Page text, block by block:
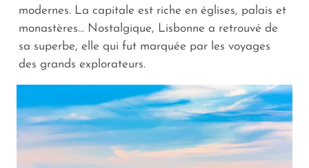
modernes. La capitale est riche en églises, palais et
monastères… Nostalgique, Lisbonne a retrouvé de
sa superbe, elle qui fut marquée par les voyages
des grands explorateurs.